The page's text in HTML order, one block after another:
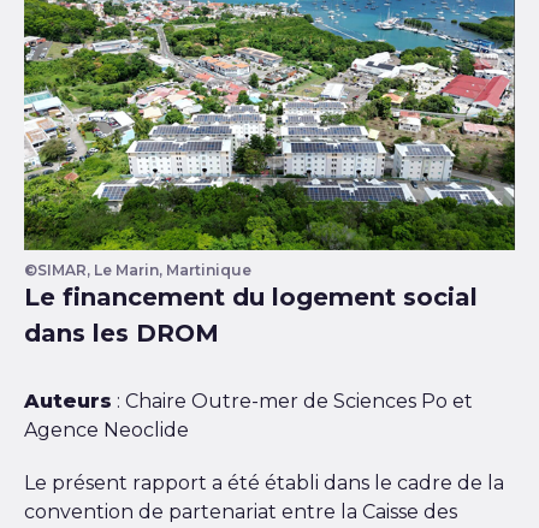
©SIMAR, Le Marin, Martinique
Le financement du logement social
dans les DROM
Auteurs : Chaire Outre-mer de Sciences Po et
Agence Neoclide
Le présent rapport a été établi dans le cadre de la
convention de partenariat entre la Caisse des